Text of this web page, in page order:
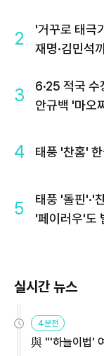
2
'거꾸로 태극
재명·김민석
3
6·25 적국
안규백 '마오
4 태풍 '찬홈'
5
태풍 '돌핀'·'
'페이러우'도
실시간 뉴스
4분전
與 "'하늘이법'